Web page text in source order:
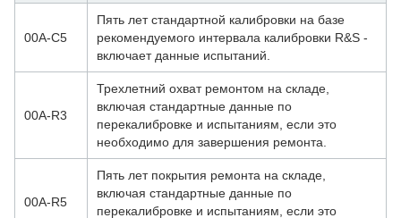
00A-C5
Пять лет стандартной калибровки на базе
рекомендуемого интервала калибровки R&S -
включает данные испытаний.
00A-R3
Трехлетний охват ремонтом на складе,
включая стандартные данные по
перекалибровке и испытаниям, если это
необходимо для завершения ремонта.
00A-R5
Пять лет покрытия ремонта на складе,
включая стандартные данные по
перекалибровке и испытаниям, если это